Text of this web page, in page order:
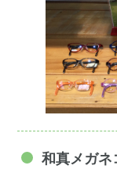
和真メガ